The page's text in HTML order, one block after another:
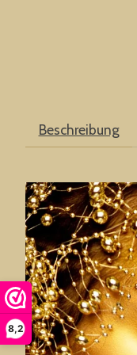
8,2
Beschreibung